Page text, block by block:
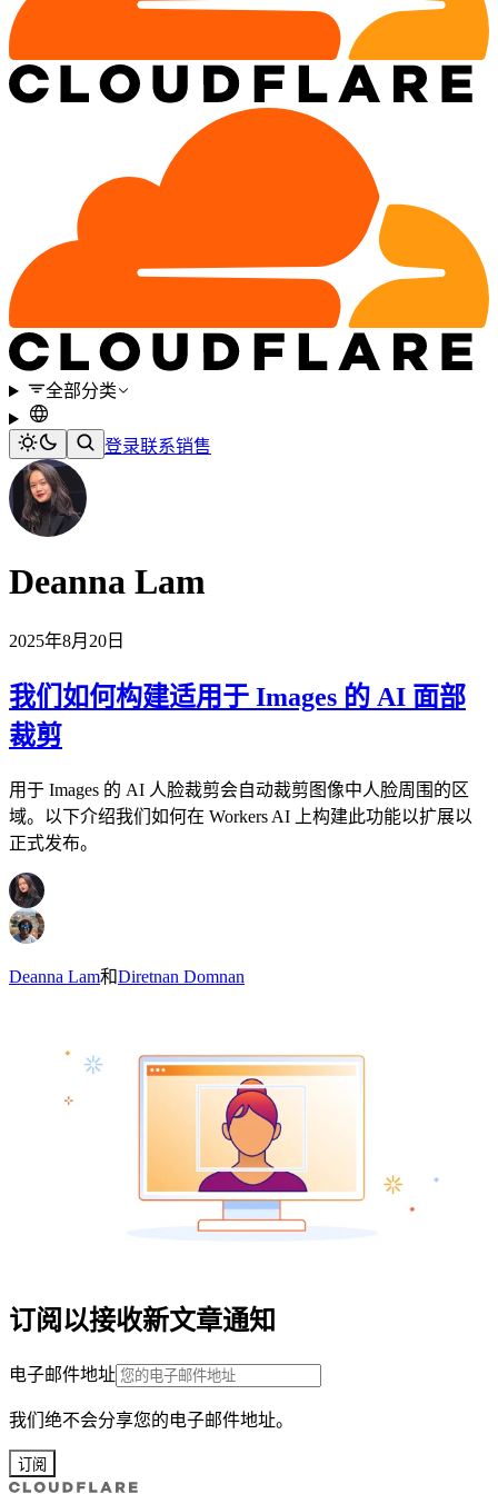
全部分类
登录联系销售
Deanna Lam
2025年8月20日
我们如何构建适用于 Images 的 AI 面部
裁剪
用于 Images 的 AI 人脸裁剪会自动裁剪图像中人脸周围的区
域。以下介绍我们如何在 Workers AI 上构建此功能以扩展以
正式发布。
Deanna Lam和Diretnan Domnan
订阅以接收新文章通知
电子邮件地址
我们绝不会分享您的电子邮件地址。
订阅